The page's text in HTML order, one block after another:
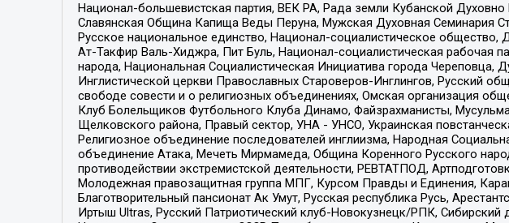
Национал-большевистская партия, ВЕК РА, Рада земли Кубанской
Славянская Община Капища Веды Перуна, Мужская Духовная Семинария
Русское национальное единство, Национал-социалистическое
Ат-Такфир Валь-Хиджра, Пит Буль, Национал-социалистическая рабочая
народа, Национальная Социалистическая Инициатива города
Инглистической церкви Православных Староверов-Инглингов, Русский
свободе совести и о религиозных объединениях, Омская организация
Клуб Болельщиков Футбольного Клуба Динамо, Файзрахманисты,
Щелковского района, Правый сектор, УНА - УНСО, Украинская
Религиозное объединение последователей инглиизма, Народная
объединение Атака, Мечеть Мирмамеда, Община Коренного Русского
противодействии экстремистской деятельности, РЕВТАТПОД,
Молодежная правозащитная группа МПГ, Курсом Правды и Единения,
Благотворительный пансионат Ак Умут, Русская республика Русь,
Иртыш Ultras, Русский Патриотический клуб-Новокузнецк/РПК,